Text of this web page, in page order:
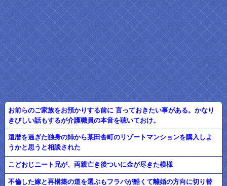
お前らのご家族をお預かりする前に 言っておきたい事がある。かなり
きびしい話もするが介護職員の本音を聴いておけ。
還暦を過ぎた独身の姉から某田舎町のリゾートマンションを購入しよ
うかと思うと相談された
こどおじニート兄が、両親亡き後ついに金が尽きた模様
不倫した嫁と再構築の道を選ぶもフラバが酷くて離婚の方向に切り替